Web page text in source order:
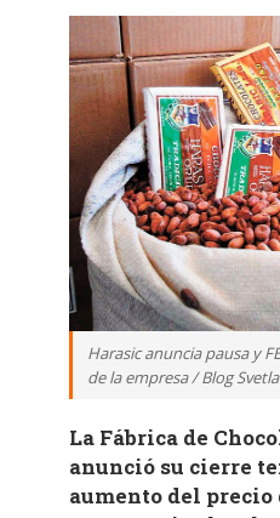
Harasic anuncia pausa y
de la empresa / Blog
La Fábrica de
anunció su cierre
aumento del precio